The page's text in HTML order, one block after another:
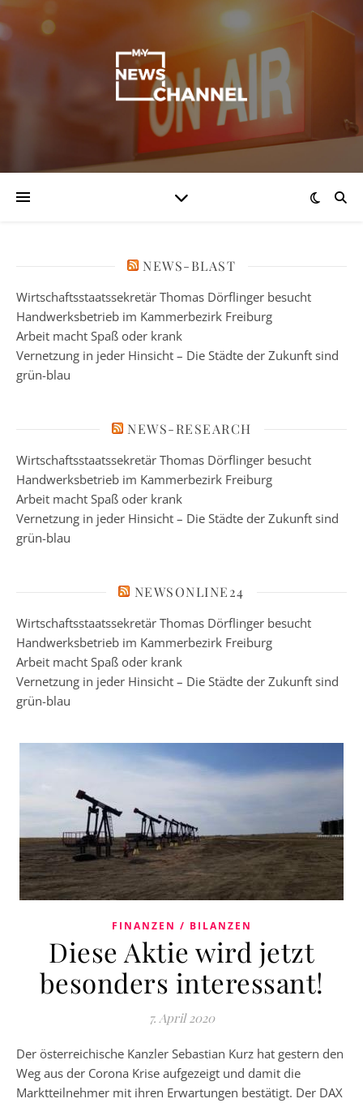
NEWS-BLAST
Wirtschaftsstaatssekretär Thomas Dörflinger besucht
Handwerksbetrieb im Kammerbezirk Freiburg
Arbeit macht Spaß oder krank
Vernetzung in jeder Hinsicht – Die Städte der Zukunft sind
grün-blau
NEWS-RESEARCH
Wirtschaftsstaatssekretär Thomas Dörflinger besucht
Handwerksbetrieb im Kammerbezirk Freiburg
Arbeit macht Spaß oder krank
Vernetzung in jeder Hinsicht – Die Städte der Zukunft sind
grün-blau
NEWSONLINE24
Wirtschaftsstaatssekretär Thomas Dörflinger besucht
Handwerksbetrieb im Kammerbezirk Freiburg
Arbeit macht Spaß oder krank
Vernetzung in jeder Hinsicht – Die Städte der Zukunft sind
grün-blau
FINANZEN / BILANZEN
Diese Aktie wird jetzt
besonders interessant!
7. April 2020
Der österreichische Kanzler Sebastian Kurz hat gestern den
Weg aus der Corona Krise aufgezeigt und damit die
Marktteilnehmer mit ihren Erwartungen bestätigt. Der DAX